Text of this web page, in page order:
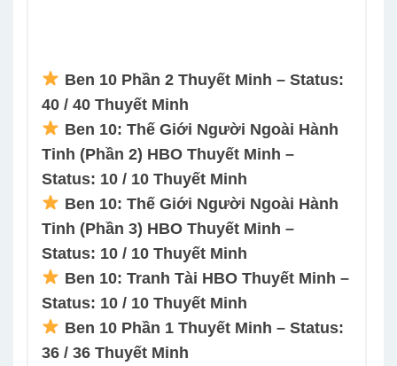
Ben 10 Phần 2 Thuyết Minh – Status:
40 / 40 Thuyết Minh
Ben 10: Thế Giới Người Ngoài Hành
Tinh (Phần 2) HBO Thuyết Minh –
Status: 10 / 10 Thuyết Minh
Ben 10: Thế Giới Người Ngoài Hành
Tinh (Phần 3) HBO Thuyết Minh –
Status: 10 / 10 Thuyết Minh
Ben 10: Tranh Tài HBO Thuyết Minh –
Status: 10 / 10 Thuyết Minh
Ben 10 Phần 1 Thuyết Minh – Status:
36 / 36 Thuyết Minh